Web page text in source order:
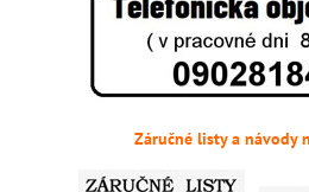
Záručné listy a návody